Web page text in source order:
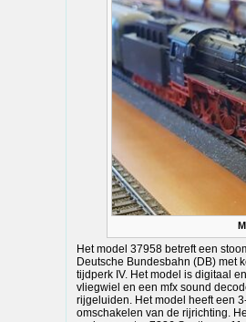
Het model 37958 betreft een
Deutsche Bundesbahn (DB) met
tijdperk IV. Het model is digitaal
vliegwiel en een mfx sound
rijgeluiden. Het model heeft een
omschakelen van de rijrichting.